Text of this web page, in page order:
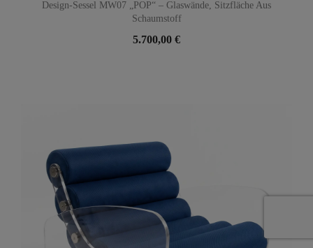
Design-Sessel MW07 „POP“ – Glaswände, Sitzfläche Aus
Schaumstoff
5.700,00 €